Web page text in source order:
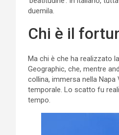
duemila.
Chi è il
Ma chi è che ha realizzato
Geographic, che, mentre
collina, immersa nella
temporale. Lo scatto fu
tempo.